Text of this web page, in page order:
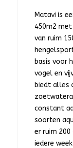
Matavi is
450m2
van ruim
basis voor
vogel en
biedt alles
constant
soorten
er ruim 200
iedere